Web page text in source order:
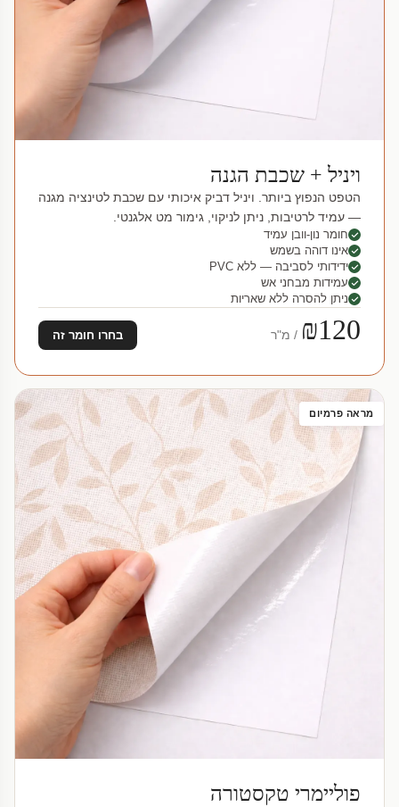
ויניל + שכבת הגנה
הטפט הנפוץ ביותר. ויניל דביק איכותי עם שכבת לטינציה מגנה
— עמיד לרטיבות, ניתן לניקוי, גימור מט אלגנטי.
חומר נון-וובן עמיד
אינו דוהה בשמש
ידידותי לסביבה — ללא PVC
עמידות מבחני אש
ניתן להסרה ללא שאריות
₪120 / מ"ר בחרו חומר זה
מראה פרמיום
פוליימרי טקסטורה